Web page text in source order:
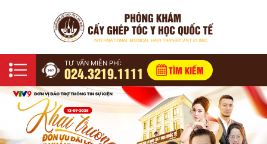
TƯ VẤN MIỄN PHÍ:
024.3219.1111 TÌM KIẾM